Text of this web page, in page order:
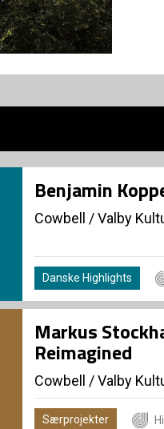
Benjamin
Cowbell /Valby
Danske Highlights
Markus
Reimagined
Cowbell /Valby
Særprojekter